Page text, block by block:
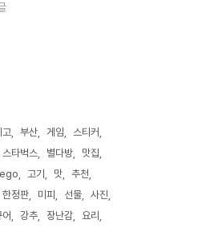
고 부산 게임
스티커
스타벅스 별다방
맛집
고기 맛
추천
한정판 미피 선물
사진
강추 장난감
요리